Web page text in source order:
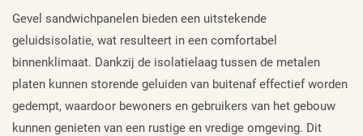
Gevel sandwichpanelen bieden een uitstekende
geluidsisolatie, wat resulteert in een comfortabel
binnenklimaat. Dankzij de isolatielaag tussen de metalen
platen kunnen storende geluiden van buitenaf effectief worden
gedempt, waardoor bewoners en gebruikers van het gebouw
kunnen genieten van een rustige en vredige omgeving. Dit